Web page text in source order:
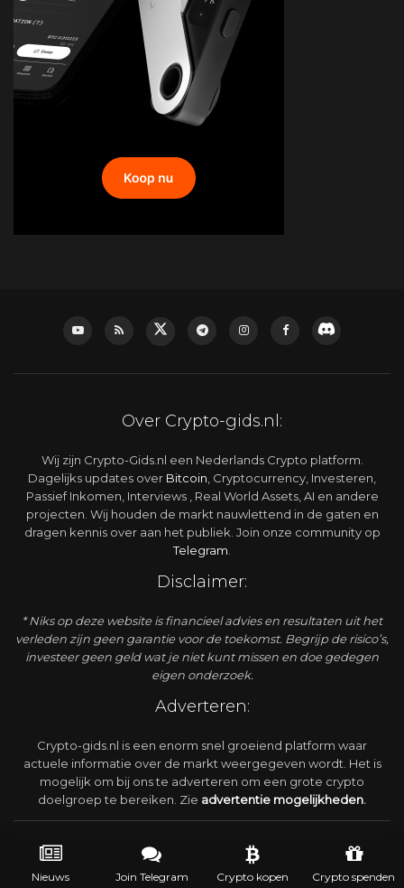
Over Crypto-gids.nl:
Wij zijn Crypto-Gids.nl een Nederlands Crypto platform.
Dagelijks updates over Bitcoin , Cryptocurrency, Investeren,
Passief Inkomen, Interviews , Real World Assets, AI en andere
projecten. Wij houden de markt nauwlettend in de gaten en
dragen kennis over aan het publiek. Join onze community op
Telegram
Disclaimer:
* Niks op deze website is financieel advies en resultaten uit het
verleden zijn geen garantie voor de toekomst. Begrijp de risico’s,
investeer geen geld wat je niet kunt missen en doe gedegen
eigen onderzoek.
Adverteren:
Crypto-gids.nl is een enorm snel groeiend platform waar
actuele informatie over de markt weergegeven wordt. Het is
mogelijk om bij ons te adverteren om een grote crypto
doelgroep te bereiken. Zie advertentie mogelijkheden.
©2016-2026 Crypto-Gids.nl | Algemene voorwaarden
Privacy Policy
Nieuws
Join Telegram Crypto kopen Crypto spenden